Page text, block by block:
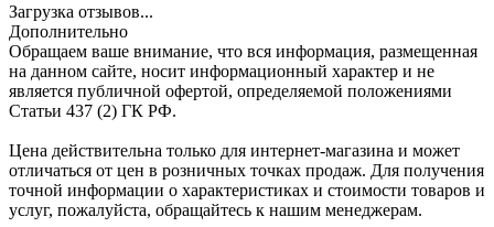
Загрузка отзывов...
Дополнительно
Обращаем ваше внимание, что вся информация, размещенная
на данном сайте, носит информационный характер и не
является публичной офертой, определяемой положениями
Статьи 437 (2) ГК РФ.
Цена действительна только для интернет-магазина и может
отличаться от цен в розничных точках продаж. Для получения
точной информации о характеристиках и стоимости товаров и
услуг, пожалуйста, обращайтесь к нашим менеджерам.